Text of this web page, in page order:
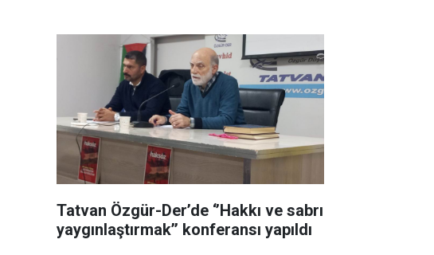
Tatvan Özgür-Der’de ‘’Hakkı ve sabrı
yaygınlaştırmak’’ konferansı yapıldı